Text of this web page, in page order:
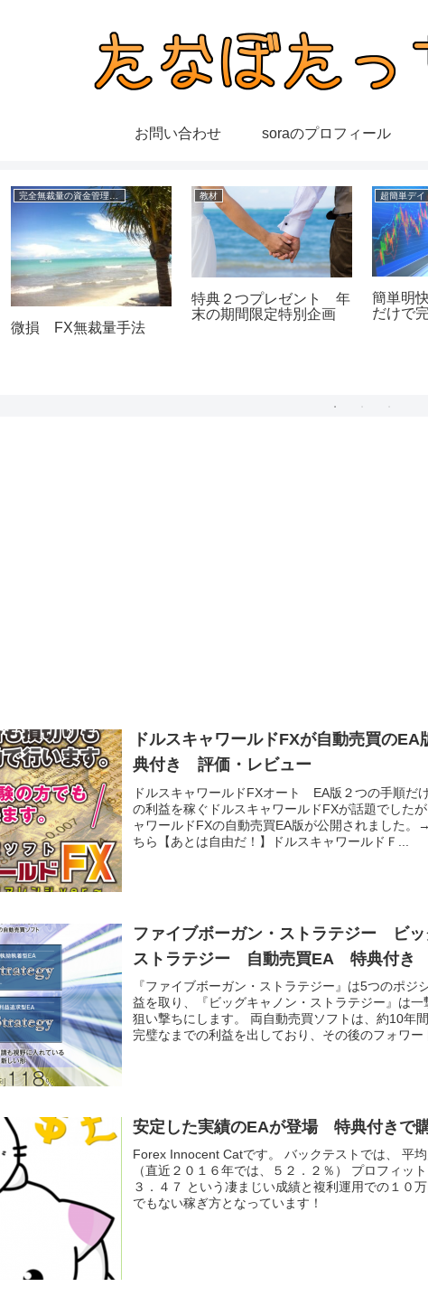
お問い合わせ soraのプロフィール
完全無裁量の資金管理FX
微損 FX無裁量手法
教材
特典２つプレゼント 年
末の期間限定特別企画
簡単明
だけで
ドルスキャワールドFXが自動売買の
典付き 評価・レビュー
ドルスキャワールドFXオート EA版２つの手順だ
の利益を稼ぐドルスキャワールドFXが話題でした
ャワールドFXの自動売買EA版が公開されました
ちら【あとは自由だ！】ドルスキャワールドＦ...
ファイブボーガン・ストラテジー ビッ
ストラテジー 自動売買EA 特典付き
『ファイブボーガン・ストラテジー』は5つのポジ
益を取り、『ビッグキャノン・ストラテジー』は一
狙い撃ちにします。 両自動売買ソフトは、約10年
完璧なまでの利益を出しており、その後のフォワー
安定した実績のEAが登場 特典付きで
Forex Innocent Catです。 バックテストでは、 平
（直近２０１６年では、５２．２％） プロフィッ
３．４７ という凄まじい成績と複利運用での１０
でもない稼ぎ方となっています！